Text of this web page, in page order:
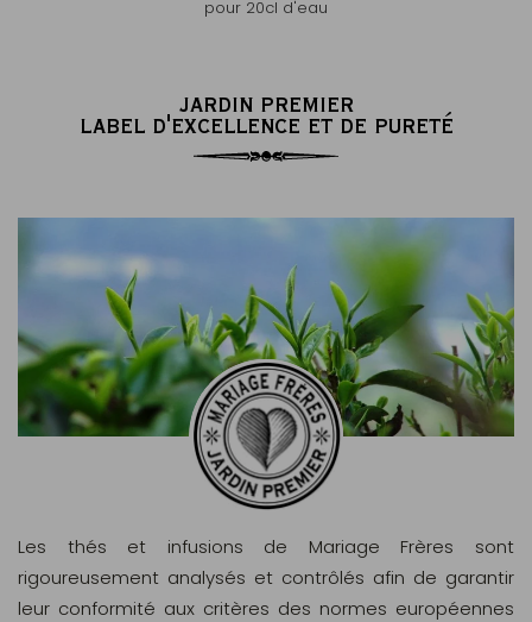
pour 20cl d'eau
JARDIN PREMIER
LABEL D'EXCELLENCE ET DE PURETÉ
Les thés et infusions de Mariage Frères sont
rigoureusement analysés et contrôlés afin de garantir
leur conformité aux critères des normes européennes